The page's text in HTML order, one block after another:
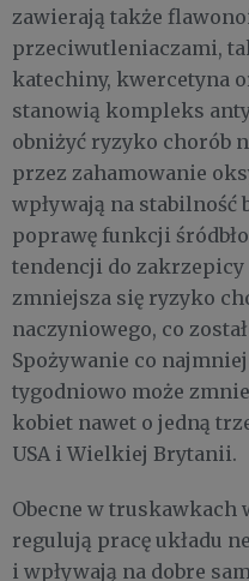
zawierają także
przeciwutleniaczami,
katechiny, kwercetyna
stanowią kompleks
obniżyć ryzyko chorób
przez zahamowanie
wpływają na stabilność
poprawę funkcji
tendencji do
zmniejsza się ryzyko
naczyniowego, co
Spożywanie co
tygodniowo może
kobiet nawet o jedną
USA i Wielkiej Brytanii.
Obecne w truskawkach
regulują pracę układu
i wpływają na dobre